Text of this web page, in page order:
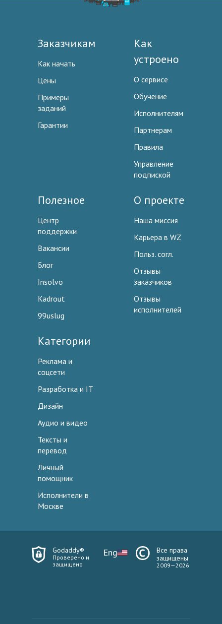
Заказчикам
Как начать
Цены
Примеры
заданий
Гарантии
Как
устроено
О сервисе
Обучение
Исполнителям
Партнерам
Правила
Управление
подпиской
Полезное
Центр
поддержки
Вакансии
Блог
Insolvo
Kadrout
99uslug
О проекте
Наша миссия
Карьера в WZ
Польз. согл.
Отзывы
заказчиков
Отзывы
исполнителей
Категории
Реклама и
соцсети
Разработка и IT
Дизайн
Аудио и видео
Тексты и
перевод
Личный
помощник
Исполнители в
Москве
Godaddy®
Проверено и
защищено
Eng
Все права
защищены
2009—2026